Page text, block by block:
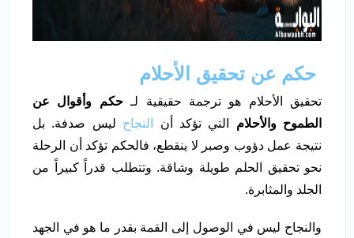
حكم عن تحقيق الأحلام
تحقيق الأحلام هو ترجمة حقيقية لـحكم وأقوال عن
الطموح والأحلام التي تؤكد أن النجاح ليس صدفة. بل
نتيجة عمل دؤوب وصبر لا ينقطع، فالحكم تؤكد أن الرحلة
نحو تحقيق الحلم طويلة وشاقة. وتتطلب قدراً كبيراً من
الجلد والمثابرة.
والنجاح ليس في الوصول إلى القمة بقدر ما هو في الجهد